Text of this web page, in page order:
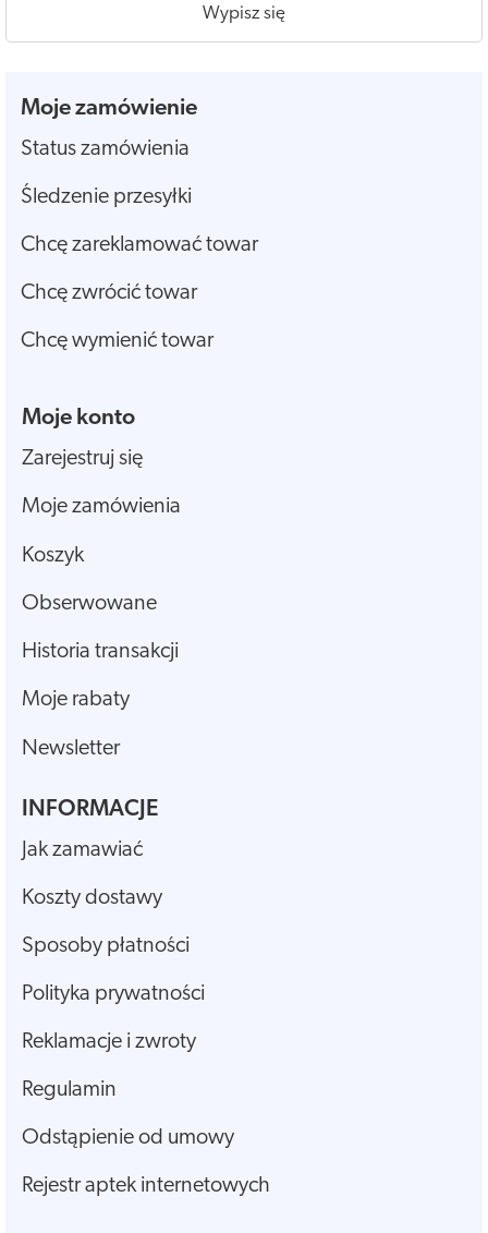
Wypisz się
Moje zamówienie
Status zamówienia
Śledzenie przesyłki
Chcę zareklamować towar
Chcę zwrócić towar
Chcę wymienić towar
Moje konto
Zarejestruj się
Moje zamówienia
Koszyk
Obserwowane
Historia transakcji
Moje rabaty
Newsletter
INFORMACJE
Jak zamawiać
Koszty dostawy
Sposoby płatności
Polityka prywatności
Reklamacje i zwroty
Regulamin
Odstąpienie od umowy
Rejestr aptek internetowych